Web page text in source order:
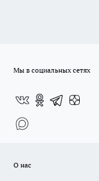
Мы в социальных сетях
О нас